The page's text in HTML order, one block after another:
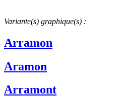
Variante(s) graphique(s) :
Arramon
Aramon
Arramont